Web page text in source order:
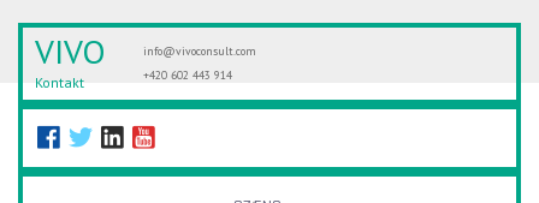
VIVO
Kontakt
info@vivoconsult.com
+420 602 443 914